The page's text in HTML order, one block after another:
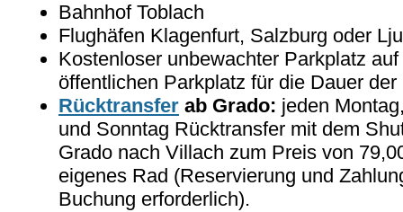
Bahnhof Toblach
Flughäfen Klagenfurt, Salzburg oder
Kostenloser unbewachter Parkplatz
öffentlichen Parkplatz für die Dauer der
Rücktransfer ab Grado: jeden
und Sonntag Rücktransfer mit dem
Grado nach Villach zum Preis von
eigenes Rad (Reservierung und
Buchung erforderlich).